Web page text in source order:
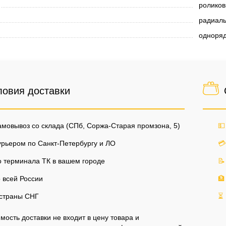
доставки
со склада (СПб, Соржа-Старая промзона, 5)
по Санкт-Петербургу и ЛО
ТК в вашем городе
России
СНГ
доставки не входит в цену товара и
💵
💳
📝
🏦
⏳